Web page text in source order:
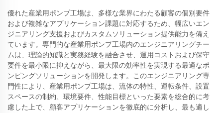
優れた産業用ポンプ工場は、多様な業界にわたる顧客の個別要件
および複雑なアプリケーション課題に対応するため、幅広いエン
ジニアリング支援およびカスタムソリューション提供能力を備え
ています。専門的な産業用ポンプ工場内のエンジニアリングチー
ムは、理論的知識と実務経験を融合させ、運用コストおよび保守
要件を最小限に抑えながら、最大限の効率性を実現する最適なポ
ンピングソリューションを開発します。このエンジニアリング専
門性により、産業用ポンプ工場は、流体の特性、運転条件、設置
スペースの制約、環境要件、性能目標といった要素を総合的に考
慮した上で、顧客アプリケーションを徹底的に分析し、最も適し